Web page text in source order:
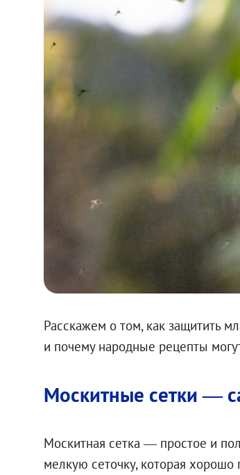
Расскажем о том, как защитить
и почему народные рецепты
Москитные сетки —
Москитная сетка — простое и
мелкую сеточку, которая хорошо